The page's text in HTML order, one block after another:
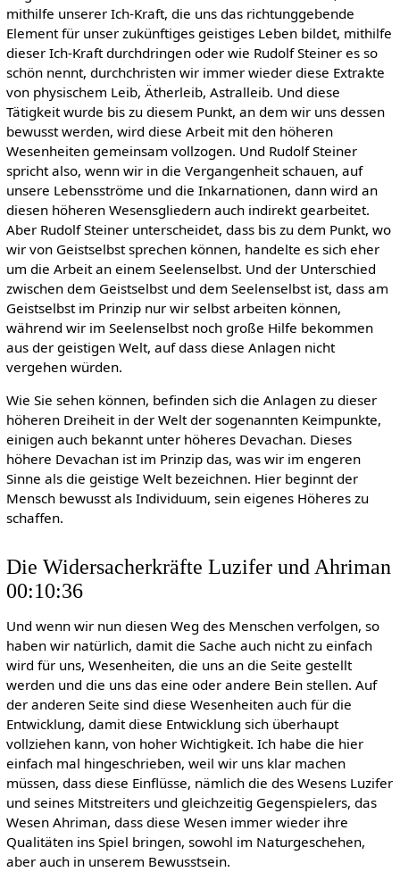
mithilfe unserer Ich-Kraft, die uns das richtunggebende
Element für unser zukünftiges geistiges Leben bildet, mithilfe
dieser Ich-Kraft durchdringen oder wie Rudolf Steiner es so
schön nennt, durchchristen wir immer wieder diese Extrakte
von physischem Leib, Ätherleib, Astralleib. Und diese
Tätigkeit wurde bis zu diesem Punkt, an dem wir uns dessen
bewusst werden, wird diese Arbeit mit den höheren
Wesenheiten gemeinsam vollzogen. Und Rudolf Steiner
spricht also, wenn wir in die Vergangenheit schauen, auf
unsere Lebensströme und die Inkarnationen, dann wird an
diesen höheren Wesensgliedern auch indirekt gearbeitet.
Aber Rudolf Steiner unterscheidet, dass bis zu dem Punkt, wo
wir von Geistselbst sprechen können, handelte es sich eher
um die Arbeit an einem Seelenselbst. Und der Unterschied
zwischen dem Geistselbst und dem Seelenselbst ist, dass am
Geistselbst im Prinzip nur wir selbst arbeiten können,
während wir im Seelenselbst noch große Hilfe bekommen
aus der geistigen Welt, auf dass diese Anlagen nicht
vergehen würden.
Wie Sie sehen können, befinden sich die Anlagen zu dieser
höheren Dreiheit in der Welt der sogenannten Keimpunkte,
einigen auch bekannt unter höheres Devachan. Dieses
höhere Devachan ist im Prinzip das, was wir im engeren
Sinne als die geistige Welt bezeichnen. Hier beginnt der
Mensch bewusst als Individuum, sein eigenes Höheres zu
schaffen.
Die Widersacherkräfte Luzifer und Ahriman
00:10:36
Und wenn wir nun diesen Weg des Menschen verfolgen, so
haben wir natürlich, damit die Sache auch nicht zu einfach
wird für uns, Wesenheiten, die uns an die Seite gestellt
werden und die uns das eine oder andere Bein stellen. Auf
der anderen Seite sind diese Wesenheiten auch für die
Entwicklung, damit diese Entwicklung sich überhaupt
vollziehen kann, von hoher Wichtigkeit. Ich habe die hier
einfach mal hingeschrieben, weil wir uns klar machen
müssen, dass diese Einflüsse, nämlich die des Wesens Luzifer
und seines Mitstreiters und gleichzeitig Gegenspielers, das
Wesen Ahriman, dass diese Wesen immer wieder ihre
Qualitäten ins Spiel bringen, sowohl im Naturgeschehen,
aber auch in unserem Bewusstsein.